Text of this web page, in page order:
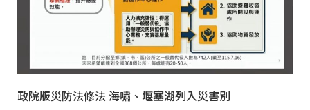
政院版災防法修法 海嘯、堰塞湖列入災害別